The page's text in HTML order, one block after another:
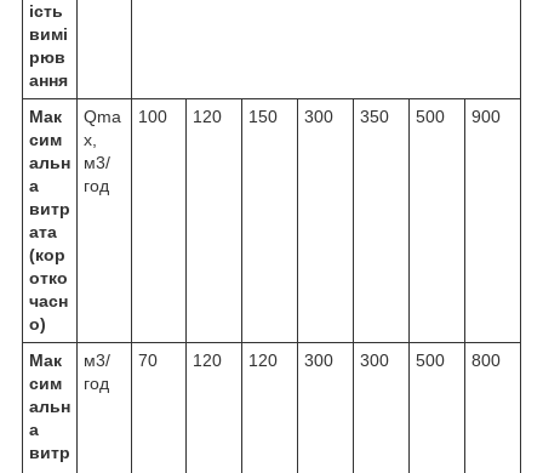
ість
вимі
рюв
ання
Мак
сим
альн
а
витр
ата
(кор
отко
часн
о)
Qma
x,
м3/
год
100 120 150 300 350 500 900
Мак
сим
альн
а
витр
м3/
год
70 120 120 300 300 500 800